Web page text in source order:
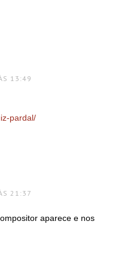
13:49
pardal/
21:37
aparece e nos